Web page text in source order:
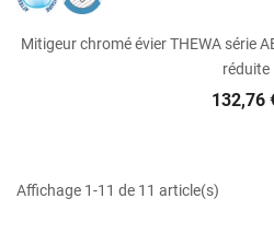
Mitigeur chromé évier THEWA série
réduite
132,76
Affichage 1-11 de 11 article(s)